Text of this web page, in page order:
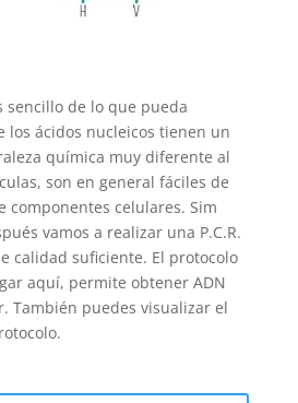
sencillo de lo que pueda
los ácidos nucleicos tienen un
química muy diferente al
son en general fáciles de
componentes celulares. Sim
vamos a realizar una P.C.R.
calidad suficiente. El protocolo
aquí, permite obtener ADN
También puedes visualizar el